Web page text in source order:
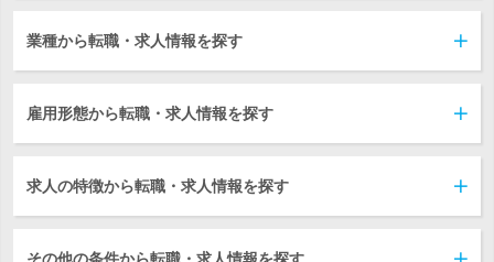
業種から転職・求人情報を探す
雇用形態から転職・求人情報を探す
求人の特徴から転職・求人情報を探す